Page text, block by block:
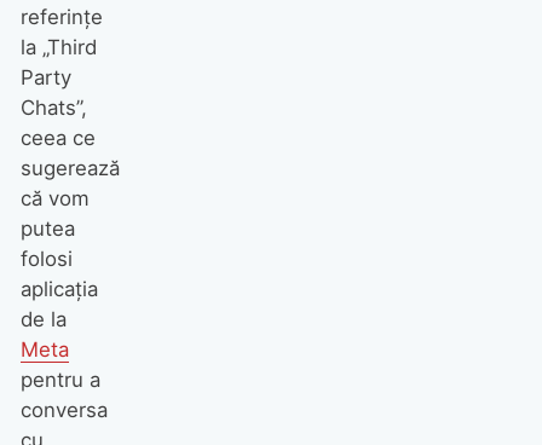
referințe
la „Third
Party
Chats”,
ceea ce
sugerează
că vom
putea
folosi
aplicația
de la
Meta
pentru a
conversa
cu